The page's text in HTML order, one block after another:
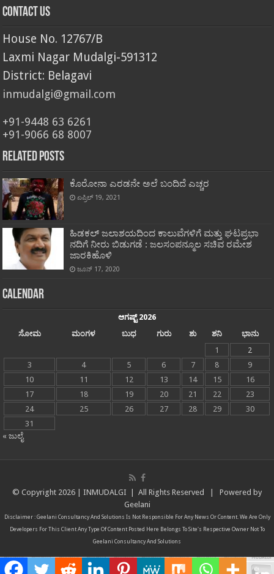
Contact Us
House No. 12767/B
Laxmi Nagar Mudalgi-591312
District: Belagavi
inmudalgi@gmail.com
+91-9448 63 6261
+91-9066 68 8007
Related Posts
ಕೊರೋನಾ ಎರಡನೇ ಅಲೆ ಬಂದಿದೆ ಎಚ್ಚರ
ಏಪ್ರಿಲ್ 19, 2021
ಹಿಡಕಲ್ ಜಲಾಶಯದಿಂದ ಕಾಲುವೆಗಳಿಗೆ ಮತ್ತು ಘಟಪ್ರಭಾ
ನದಿಗೆ ನೀರು ಬಿಡುಗಡೆ : ಜಲಸಂಪನ್ಮೂಲ ಸಚಿವ ರಮೇಶ
ಜಾರಕಿಹೊಳಿ
ಜೂನ್ 17, 2020
Calendar
ಆಗಷ್ಟ್ 2026
ಸೋಮ
ಮಂಗಳ ಬುಧ ಗುರು ಶು ಶನಿ
ಭಾನು
1
2
3
4 5 6 7 8
9
10
11 12 13 14 15
16
17
18 19 20 21 22
23
24
25 26 27 28 29
30
31
« ಜುಲೈ
© Copyright 2026 | INMUDALGI | All Rights Reserved | Powered by
Geelani
Disclaimer : Geelani Consultancy And Solutions Is Not Responsible For Any News Or Content. We Are Only
Developers For This Client Any Type Of Content Posted Here Belongs To Site's Respective Owner Not To
Geelani Consultancy And Solutions